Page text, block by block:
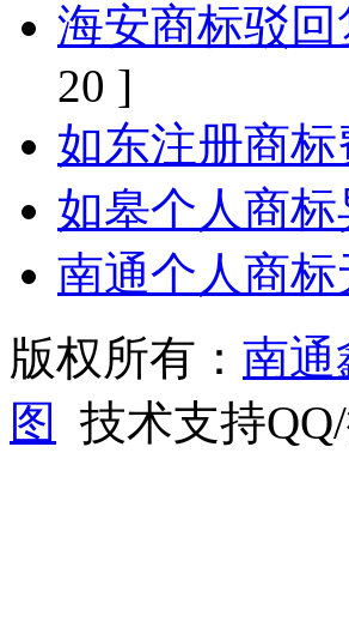
海安商标驳
20 ]
如东注册商
如皋个人商
南通个人商
版权所有： 南通
图
技术支持